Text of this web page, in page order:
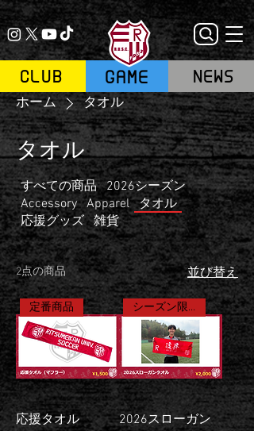
GAME
CLUB NEWS
ホーム タオル
タオル
すべての商品 2026シーズン
Accessory Apparel タオル
応援グッズ 雑貨
2点の商品 並び替え
定番商品
応援タオル
シーズン限定商品
2026スローガン